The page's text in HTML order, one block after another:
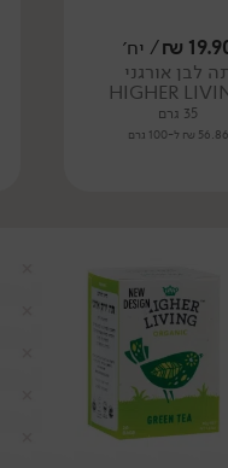
₪/ יח׳
לבן אורגני
HIGHER
35 גרם
56.86 ₪ ל-100 גרם